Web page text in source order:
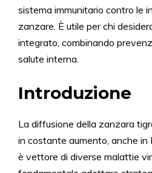
sistema immunitario contro le
zanzare. È utile per chi
integrato, combinando
salute interna.
Introduzione
La diffusione della zanzara
in costante aumento, anche in
è vettore di diverse malattie